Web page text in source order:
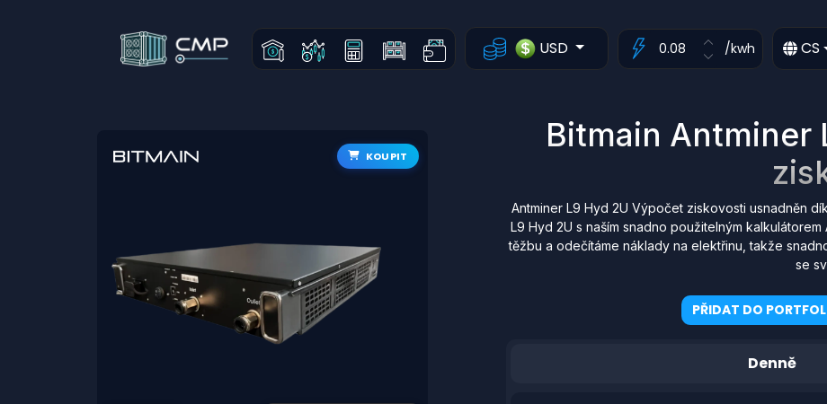
USD /kwh CS
KOUPIT
Bitmain Antminer
Antminer L9 Hyd 2U Výpočet ziskovosti usnadněn
L9 Hyd 2U s naším snadno použitelným
těžbu a odečítáme náklady na elektřinu, takže
se
PŘIDAT DO
Denně